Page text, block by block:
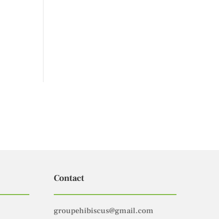
Contact
groupehibiscus@gmail.com